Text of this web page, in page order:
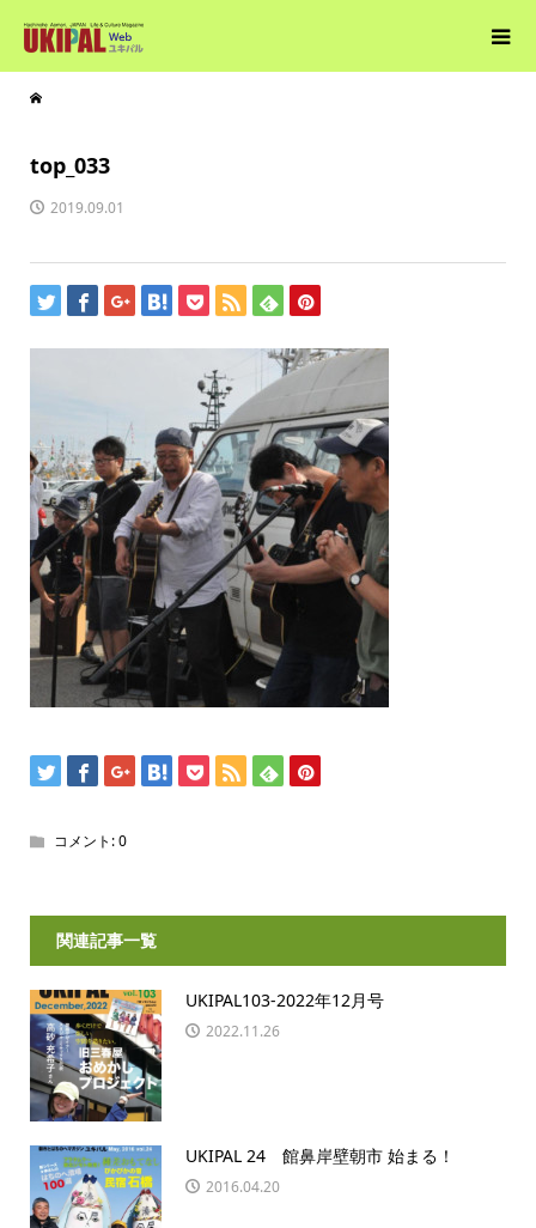
top_033
2019.09.01
コメント:0
関連記事一覧
UKIPAL103-2022年12月号
2022.11.26
UKIPAL 24 館鼻岸壁朝市 始まる！
2016.04.20